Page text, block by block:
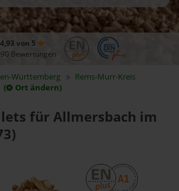
4,93 von 5
Bewertungen
Württemberg
Rems-Murr-Kreis
( Ort ändern)
für Allmersbach im